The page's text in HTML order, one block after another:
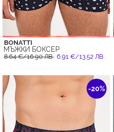
BONATTI
МЪЖКИ БОКСЕР
8.64 €/16.90 ЛВ. 6.91 €/13.52 ЛВ.
-20%